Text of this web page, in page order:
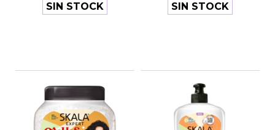
SIN STOCK
SIN STOCK